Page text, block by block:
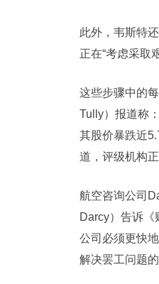
此外，韦斯特
正在“考虑采取
这些步骤中的
Tully）报道称
其股价暴跌近
道，评级机构
航空咨询公司
Darcy）告诉
公司必须更快
解决罢工问题